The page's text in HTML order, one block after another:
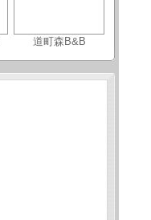
道町森B&B